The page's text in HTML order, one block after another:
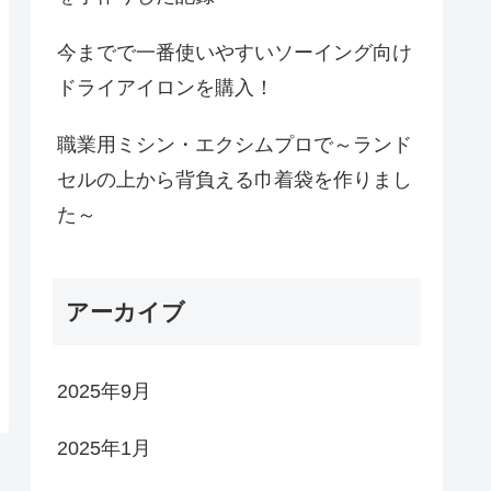
今までで一番使いやすいソーイング向け
ドライアイロンを購入！
職業用ミシン・エクシムプロで～ランド
セルの上から背負える巾着袋を作りまし
た～
アーカイブ
2025年9月
2025年1月